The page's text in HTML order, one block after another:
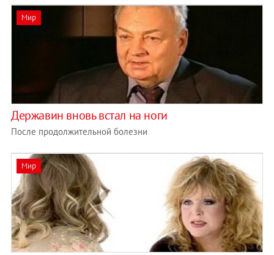
Мир
Державин вновь встал на ноги
После продолжительной болезни
Мир